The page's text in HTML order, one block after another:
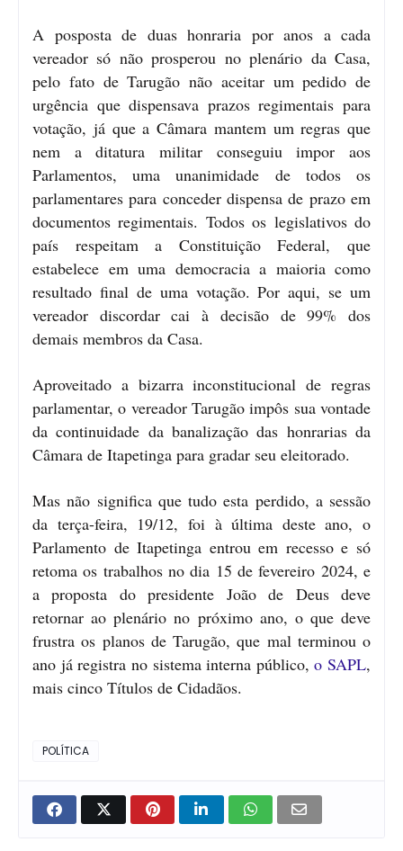
A posposta de duas honraria por anos a cada
vereador só não prosperou no plenário da Casa,
pelo fato de Tarugão não aceitar um pedido de
urgência que dispensava prazos regimentais para
votação, já que a Câmara mantem um regras que
nem a ditatura militar conseguiu impor aos
Parlamentos, uma unanimidade de todos os
parlamentares para conceder dispensa de prazo em
documentos regimentais. Todos os legislativos do
país respeitam a Constituição Federal, que
estabelece em uma democracia a maioria como
resultado final de uma votação. Por aqui, se um
vereador discordar cai à decisão de 99% dos
demais membros da Casa.
Aproveitado a bizarra inconstitucional de regras
parlamentar, o vereador Tarugão impôs sua vontade
da continuidade da banalização das honrarias da
Câmara de Itapetinga para gradar seu eleitorado.
Mas não significa que tudo esta perdido, a sessão
da terça-feira, 19/12, foi à última deste ano, o
Parlamento de Itapetinga entrou em recesso e só
retoma os trabalhos no dia 15 de fevereiro 2024, e
a proposta do presidente João de Deus deve
retornar ao plenário no próximo ano, o que deve
frustra os planos de Tarugão, que mal terminou o
ano já registra no sistema interna público,o SAPL,
mais cinco Títulos de Cidadãos.
POLÍTICA